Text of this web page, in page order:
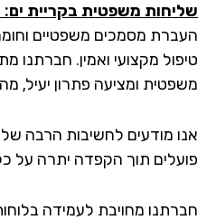
משפטית בקריית ים:
מסמכים משפטיים וחומרים
מקצועי ואמין. חברתנו
ומציעה פתרון יעיל, מהיר
מודעים לחשיבות הרבה של
תוך הקפדה יתרה על כל
מחויבת לעמידה בלוחות